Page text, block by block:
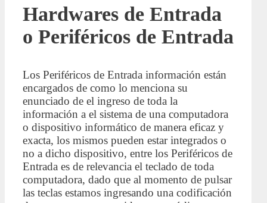
Hardwares de Entrada
o Periféricos de Entrada
Los Periféricos de Entrada información están
encargados de como lo menciona su
enunciado de el ingreso de toda la
información a el sistema de una computadora
o dispositivo informático de manera eficaz y
exacta, los mismos pueden estar integrados o
no a dicho dispositivo, entre los Periféricos de
Entrada es de relevancia el teclado de toda
computadora, dado que al momento de pulsar
las teclas estamos ingresando una codificación